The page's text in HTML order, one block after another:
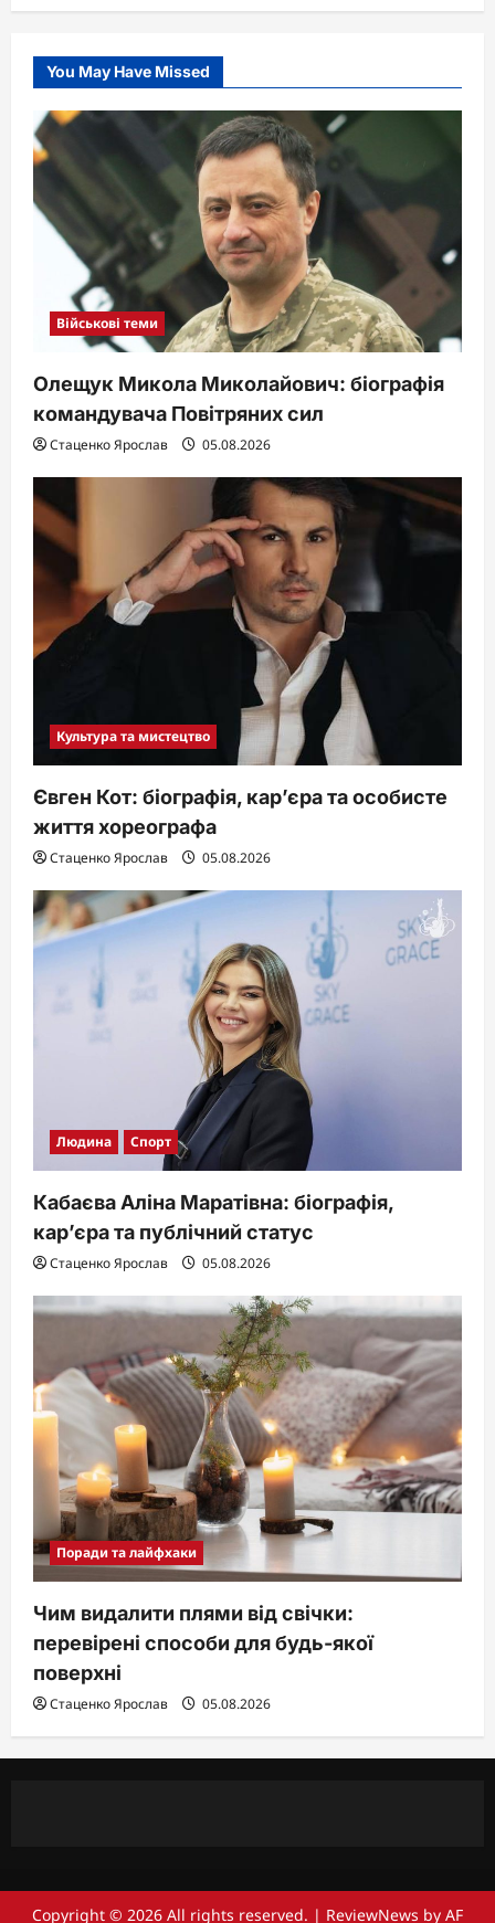
You May Have Missed
Військові теми
Олещук Микола Миколайович: біографія
командувача Повітряних сил
Стаценко Ярослав 05.08.2026
Культура та мистецтво
Євген Кот: біографія, кар’єра та особисте
життя хореографа
Стаценко Ярослав 05.08.2026
Людина Спорт
Кабаєва Аліна Маратівна: біографія,
кар’єра та публічний статус
Стаценко Ярослав 05.08.2026
Поради та лайфхаки
Чим видалити плями від свічки:
перевірені способи для будь-якої
поверхні
Стаценко Ярослав 05.08.2026
Copyright © 2026 All rights reserved. | ReviewNews by AF